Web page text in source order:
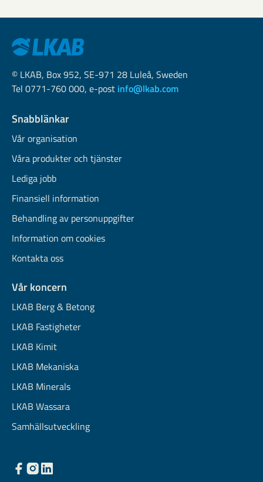
© LKAB, Box 952, SE-971 28 Luleå, Sweden
Tel 0771-760 000, e-post info@lkab.com
Snabblänkar
Vår organisation
Våra produkter och tjänster
Lediga jobb
Finansiell information
Behandling av personuppgifter
Information om cookies
Kontakta oss
Vår koncern
LKAB Berg & Betong
LKAB Fastigheter
LKAB Kimit
LKAB Mekaniska
LKAB Minerals
LKAB Wassara
Samhällsutveckling